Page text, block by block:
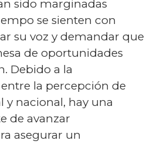
sido marginadas
se sienten con
su voz y demandar que
de oportunidades
Debido a la
la percepción de
y nacional, hay una
de avanzar
asegurar un